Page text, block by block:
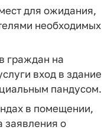
для ожидания,
необходимых
граждан на
вход в здание
пандусом.
в помещении,
заявления о